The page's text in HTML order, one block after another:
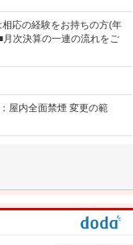
応の経験をお持ちの方(年
次決算の一連の流れをご
屋内全面禁煙 変更の範